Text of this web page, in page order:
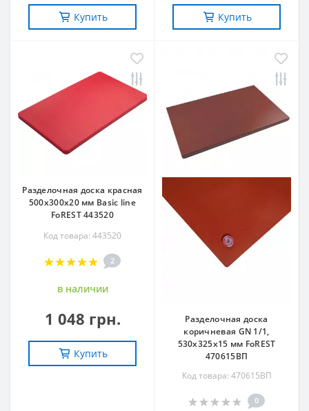
Купить Купить
Разделочная доска красная
500х300х20 мм Basic line
FoREST 443520
Код товара: 443520
2
в наличии
1 048 грн.
Купить
Разделочная доска
коричневая GN 1/1,
530х325х15 мм FoREST
470615ВП
Код товара: 470615ВП
0